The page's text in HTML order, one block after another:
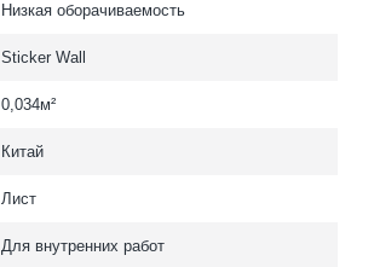
Низкая оборачиваемость
Sticker Wall
0,034м²
Китай
Лист
Для внутренних работ